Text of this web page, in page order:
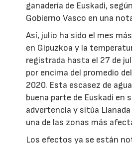
ganadería de Euskadi,
Gobierno Vasco en una
Así, julio ha sido el mes
en Gipuzkoa y la
registrada hasta el 27 de
por encima del promedio
2020. Esta escasez de
buena parte de Euskadi en
advertencia y sitúa
una de las zonas más
Los efectos ya se están